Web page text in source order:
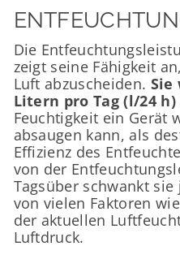
Die
zeigt seine Fähigkeit
Luft abzuscheiden. Sie
Litern pro Tag (l/24 h)
Feuchtigkeit ein Gerät
absaugen kann, als
Effizienz des
von der
Tagsüber schwankt
von vielen Faktoren
der aktuellen
Luftdruck.